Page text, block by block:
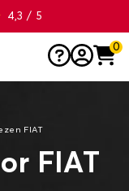
4,3 / 5
0
FIAT
FIAT